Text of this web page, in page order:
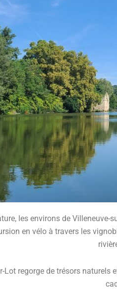
les environs de
en vélo à travers les
Lot regorge de trésors